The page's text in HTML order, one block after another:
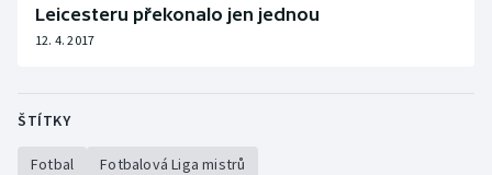
Leicesteru překonalo jen jednou
12. 4. 2017
ŠTÍTKY
Fotbal Fotbalová Liga mistrů